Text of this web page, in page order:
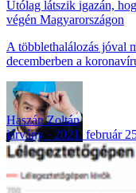
Utólag látszik igazán,
végén Magyarországon
A többlethalálozás jóval
decemberben a
Haszán Zoltán
járvány
2021. február